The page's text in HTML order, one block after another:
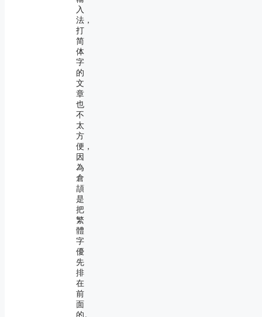
入
法，
打
简
体
字
的
文
章
也
不
太
方
便，
因
為
倉
頡
是
把
繁
體
字
優
先
排
在
前
面
的。